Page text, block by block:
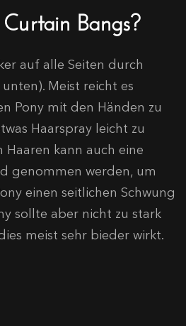
Bangs?
auf alle Seiten durch
Meist reicht es
Pony mit den Händen zu
Haarspray leicht zu
Haaren kann auch eine
genommen werden, um
einen seitlichen Schwung
sollte aber nicht zu stark
meist sehr bieder wirkt.